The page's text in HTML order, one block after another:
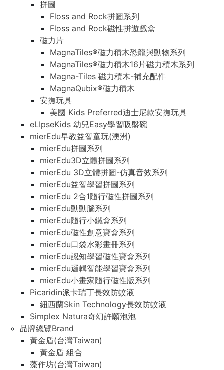
拼圖
Floss and Rock拼圖系列
Floss and Rock磁性拼遊戲盒
磁力片
MagnaTiles®磁力積木恐龍與動物系列
MagnaTiles®磁力積木16片磁力積木系列
Magna-Tiles 磁力積木-補充配件
MagnaQubix®磁力積木
安撫玩具
美國 Kids Preferred迪士尼款安撫玩具
eLIpseKids 幼兒Easy學習吸盤碗
mierEdu早教益智童玩(澳洲)
mierEdu拼圖系列
mierEdu3D立體拼圖系列
mierEdu 3D立體拼圖-仿真音效系列
mierEdu益智學習拼圖系列
mierEdu 2合1隨行磁性拼圖系列
mierEdu動動腦系列
mierEdu隨行小鐵盒系列
mierEdu磁性創意寶盒系列
mierEdu口袋水彩畫冊系列
mierEdu認知學習磁性寶盒系列
mierEdu邏輯智能學習寶盒系列
mierEdu小畫家隨行磁性版系列
Picaridin派卡瑞丁長效防蚊液
紐西蘭Skin Technology長效防蚊液
Simplex Natura奇幻許願泡泡
品牌總覽Brand
黃金盾(台灣Taiwan)
黃金盾 組合
藻作坊(台灣Taiwan)